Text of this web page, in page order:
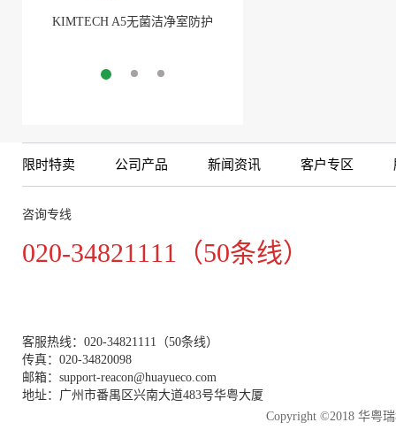
KIMTECH A5无菌洁净室防护
限时特卖 公司产品 新闻资讯 客户专区
咨询专线
020-34821111（50条线）
客服热线：020-34821111（50条线）
传真：020-34820098
邮箱：support-reacon@huayueco.com
地址：广州市番禺区兴南大道483号华粤大厦
Copyright ©2018 华粤